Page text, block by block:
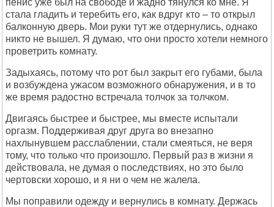
пенис уже был на свободе и жадно тянулся ко мне. Я
стала гладить и теребить его, как вдруг кто – то открыл
балконную дверь. Мои руки тут же отдернулись, однако
никто не вышел. Я думаю, что они просто хотели немного
проветрить комнату.
Задыхаясь, потому что рот был закрыт его губами, была
и возбуждена ужасом возможного обнаружения, и в то
же время радостно встречала толчок за толчком.
Двигаясь быстрее и быстрее, мы вместе испытали
оргазм. Поддерживая друг друга во внезапно
нахлынувшем расслаблении, стали смеяться, не веря
тому, что только что произошло. Первый раз в жизни я
действовала, не думая о последствиях, но это было
чертовски хорошо, и я ни о чем не жалела.
Мы поправили одежду и вернулись в комнату. Держась